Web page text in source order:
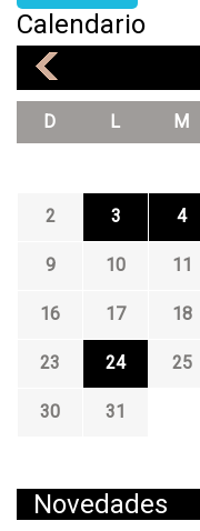
Calendario
D L M
2 3 4
9 10 11
16 17 18
23 24 25
30
31
Novedades